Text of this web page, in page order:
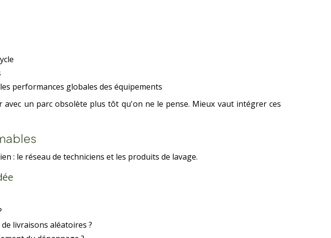
performances globales des équipements
un parc obsolète plus tôt qu'on ne le pense. Mieux vaut intégrer ces
: le réseau de techniciens et les produits de lavage.
livraisons aléatoires ?